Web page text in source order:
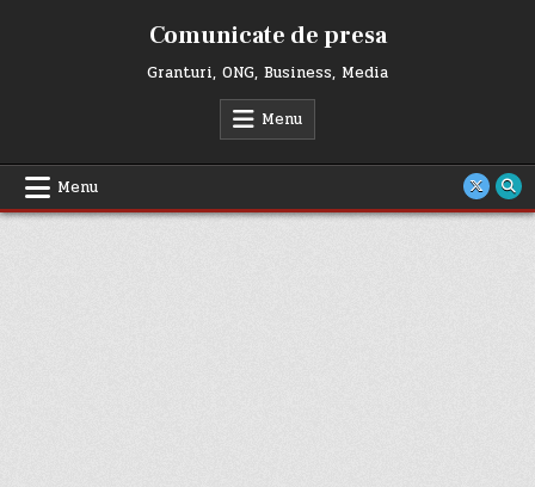
Comunicate de presa
Granturi, ONG, Business, Media
Menu
Menu